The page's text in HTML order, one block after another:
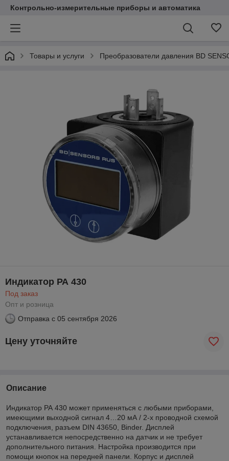
Контрольно-измерительные приборы и автоматика
Товары и услуги Преобразователи давления BD
Индикатор РА 430
Под заказ
Опт и розница
Отправка с 05 сентября 2026
Цену уточняйте
Описание
Индикатор РА 430 может применяться с любыми приборами,
имеющими выходной сигнал 4…20 мА / 2-х проводной схемой
подключения, разъем DIN 43650, Binder. Дисплей
устанавливается непосредственно на датчик и не требует
дополнительного питания. Настройка производится при
помощи кнопок на передней панели. Корпус и дисплей